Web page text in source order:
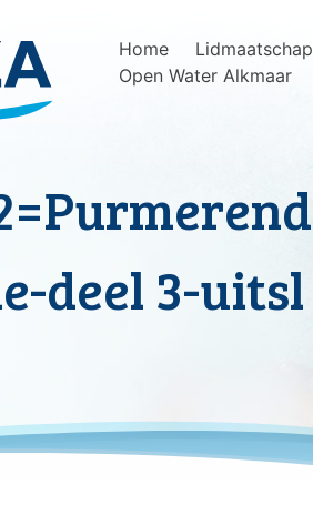
Home Lidmaatschap
Open Water Alkmaar
deel 3-uitsl